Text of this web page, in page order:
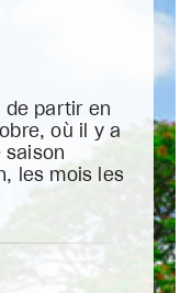
de partir en
où il y a
saison
les mois les